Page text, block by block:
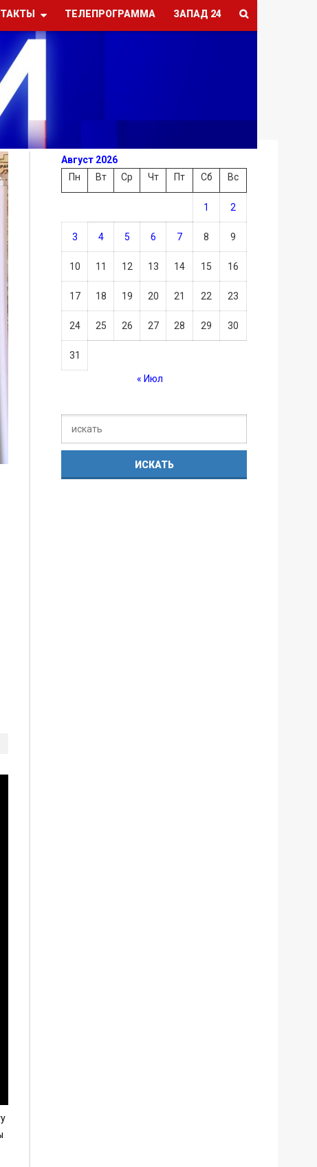
ТЕЛЕПРОГРАММА ЗАПАД 24
Август 2026
Пн
Вт Ср Чт Пт Сб Вс
1 2
3 4 5 6 7 8 9
10 11 12 13 14 15 16
17 18 19 20 21 22 23
24 25 26 27 28 29 30
31
« Июл